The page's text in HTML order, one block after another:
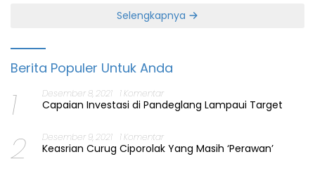
Selengkapnya
Berita Populer Untuk Anda
1 Desember 8, 2021 1 Komentar
Capaian Investasi di Pandeglang Lampaui Target
2 Desember 9, 2021 1 Komentar
Keasrian Curug Ciporolak Yang Masih ‘Perawan’